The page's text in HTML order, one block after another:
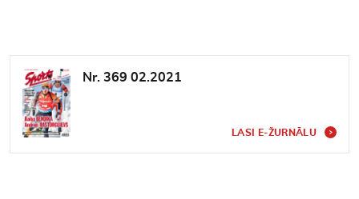
Nr. 369 02.2021
LASI E-ŽURNĀLU